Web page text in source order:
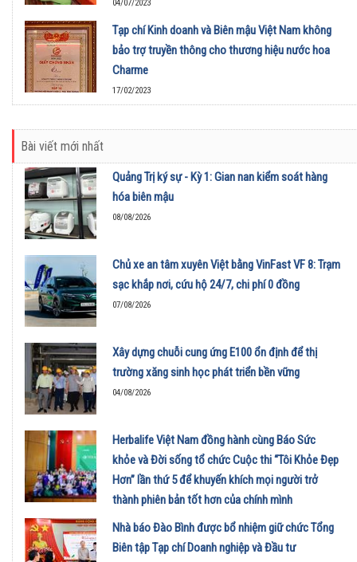
04/07/2023
Tạp chí Kinh doanh và Biên mậu Việt Nam không
bảo trợ truyền thông cho thương hiệu nước hoa
Charme
17/02/2023
Bài viết mới nhất
Quảng Trị ký sự - Kỳ 1: Gian nan kiểm soát hàng
hóa biên mậu
08/08/2026
Chủ xe an tâm xuyên Việt bằng VinFast VF 8: Trạm
sạc khắp nơi, cứu hộ 24/7, chi phí 0 đồng
07/08/2026
Xây dựng chuỗi cung ứng E100 ổn định để thị
trường xăng sinh học phát triển bền vững
04/08/2026
Herbalife Việt Nam đồng hành cùng Báo Sức
khỏe và Đời sống tổ chức Cuộc thi “Tôi Khỏe Đẹp
Hơn” lần thứ 5 để khuyến khích mọi người trở
thành phiên bản tốt hơn của chính mình
01/08/2026
Nhà báo Đào Bình được bổ nhiệm giữ chức Tổng
Biên tập Tạp chí Doanh nghiệp và Đầu tư